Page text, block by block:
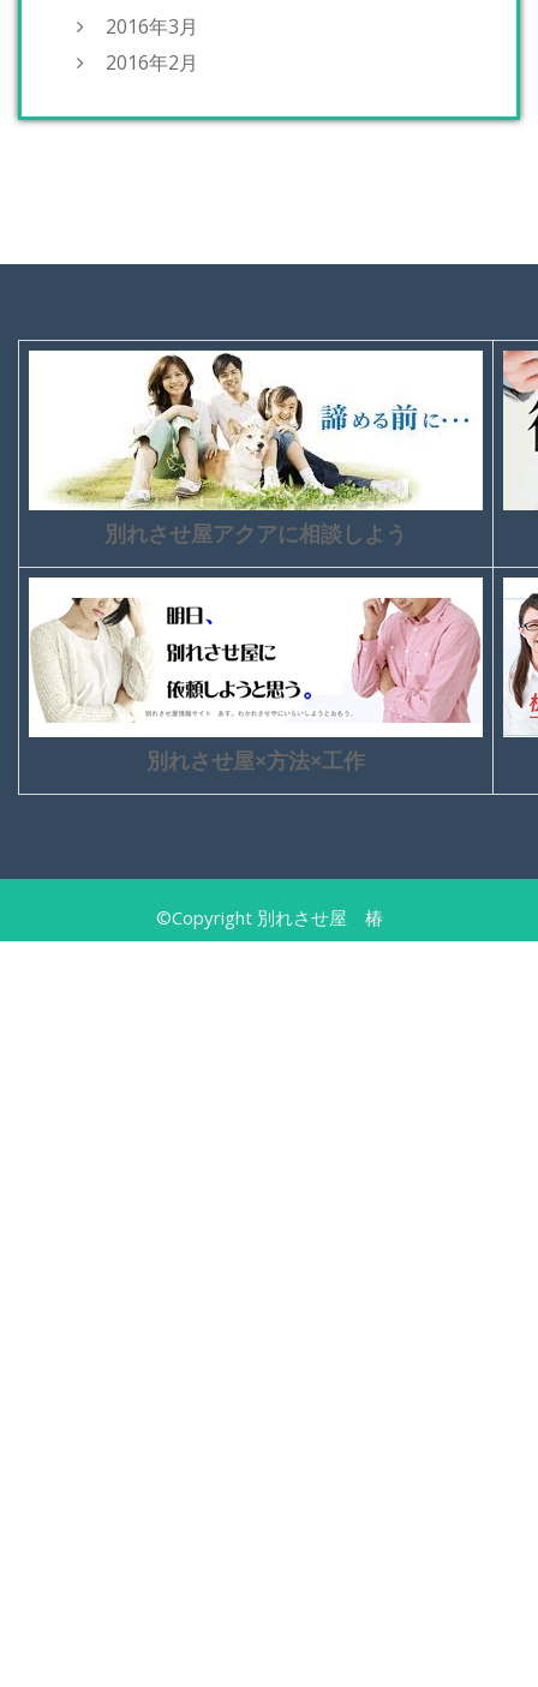
2016年3月
2016年2月
別れさせ屋アクアに相談しよう
別れさせ屋×方法×工作
©Copyright 別れさせ屋 椿